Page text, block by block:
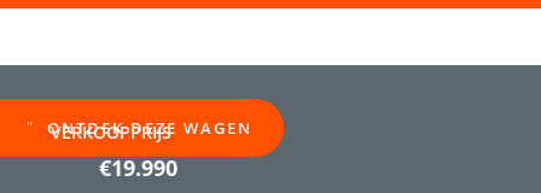
ONTDEK DEZE WAGEN
VERKOOPPRIJS
€19.990